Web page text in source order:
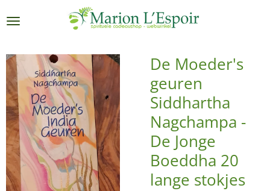
direct
de
hoofdinhoud
De Moeder's
geuren
Siddhartha
Nagchampa -
De Jonge
Boeddha 20
lange stokjes